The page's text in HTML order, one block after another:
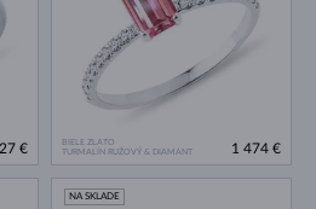
€
BIELE ZLATO
TURMALÍN RUŽOVÝ & DIAMANT
1 474 €
NA SKLADE